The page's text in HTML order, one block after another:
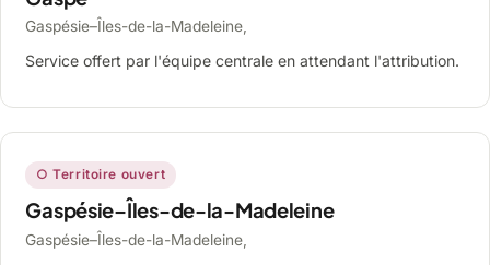
Gaspésie–Îles-de-la-Madeleine,
Service offert par l'équipe centrale en attendant l'attribution.
○ Territoire ouvert
Gaspésie–Îles-de-la-Madeleine
Gaspésie–Îles-de-la-Madeleine,